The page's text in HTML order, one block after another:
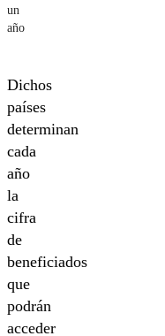
un
año
Dichos
países
determinan
cada
año
la
cifra
de
beneficiados
que
podrán
acceder